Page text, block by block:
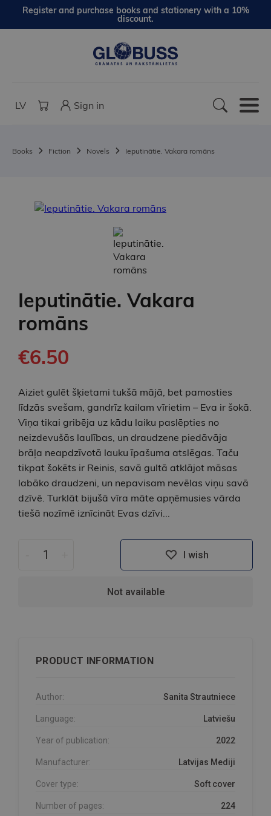
Register and purchase books and stationery with a 10%
discount.
LV Sign in
Books Fiction Novels Ieputinātie. Vakara romāns
Ieputinātie. Vakara
romāns
€6.50
Aiziet gulēt šķietami tukšā mājā, bet pamosties
līdzās svešam, gandrīz kailam vīrietim – Eva ir šokā.
Viņa tikai gribēja uz kādu laiku paslēpties no
neizdevušās laulības, un draudzene piedāvāja
brāļa neapdzīvotā lauku īpašuma atslēgas. Taču
tikpat šokēts ir Reinis, savā gultā atklājot māsas
labāko draudzeni, un nepavisam nevēlas viņu savā
dzīvē. Turklāt bijušā vīra māte apņēmusies vārda
tiešā nozīmē iznīcināt Evas dzīvi...
I wish
Not available
PRODUCT INFORMATION
Author: Sanita Strautniece
Language: Latviešu
Year of publication: 2022
Manufacturer: Latvijas Mediji
Cover type: Soft cover
Number of pages: 224